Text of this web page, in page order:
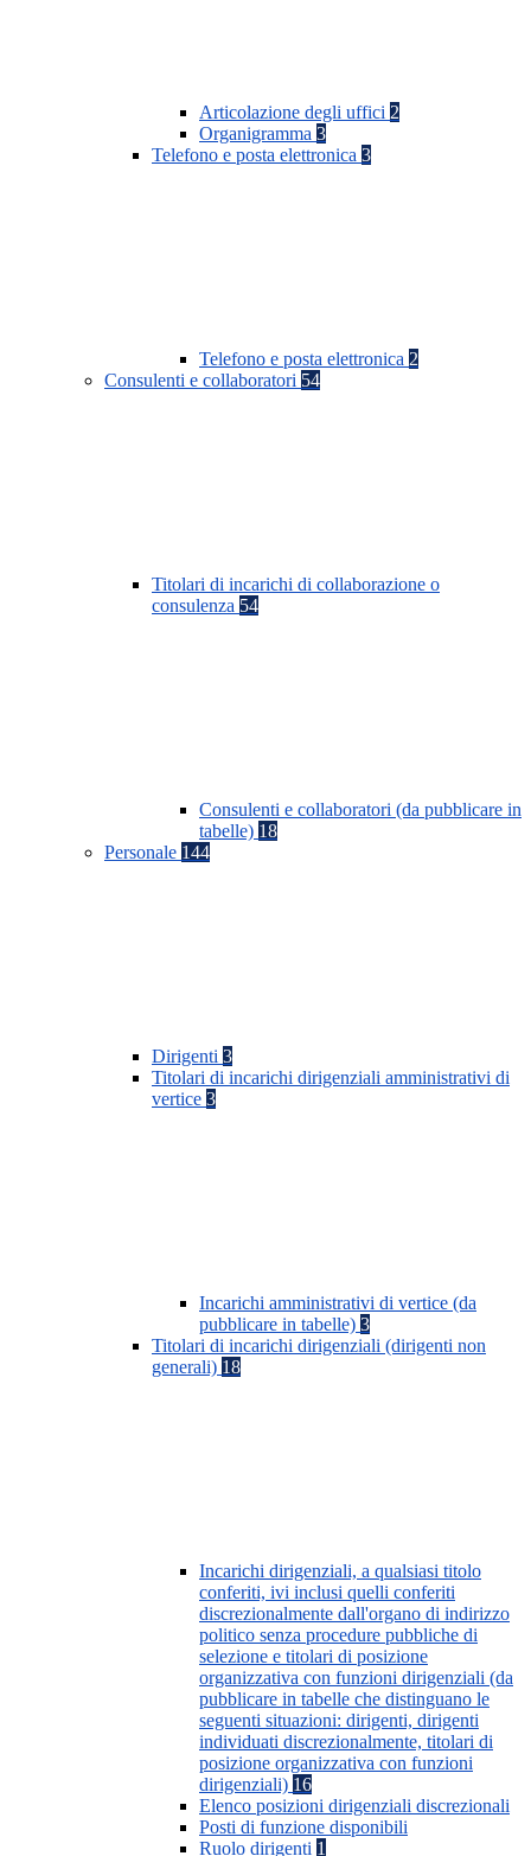
Articolazione degli uffici 2
Organigramma 3
Telefono e posta elettronica 3
Telefono e posta elettronica 2
Consulenti e collaboratori 54
Titolari di incarichi di collaborazione o
consulenza 54
Consulenti e collaboratori (da pubblicare in
tabelle) 18
Personale 144
Dirigenti 3
Titolari di incarichi dirigenziali amministrativi di
vertice 3
Incarichi amministrativi di vertice (da
pubblicare in tabelle) 3
Titolari di incarichi dirigenziali (dirigenti non
generali) 18
Incarichi dirigenziali, a qualsiasi titolo
conferiti, ivi inclusi quelli conferiti
discrezionalmente dall'organo di indirizzo
politico senza procedure pubbliche di
selezione e titolari di posizione
organizzativa con funzioni dirigenziali (da
pubblicare in tabelle che distinguano le
seguenti situazioni: dirigenti, dirigenti
individuati discrezionalmente, titolari di
posizione organizzativa con funzioni
dirigenziali) 16
Elenco posizioni dirigenziali discrezionali
Posti di funzione disponibili
Ruolo dirigenti 1